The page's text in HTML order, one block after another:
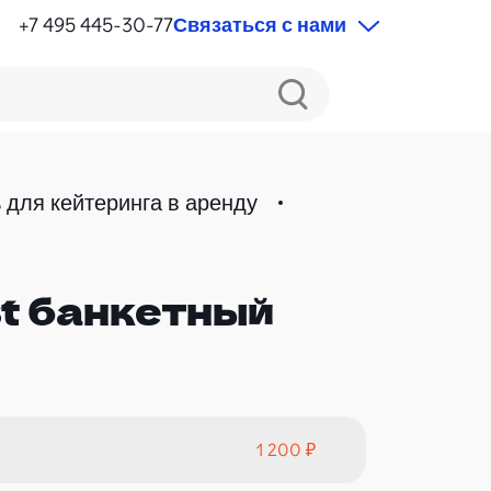
+7 495 445-30-77Связаться с нами
кейтеринга в аренду
банкетный
1 200 ₽